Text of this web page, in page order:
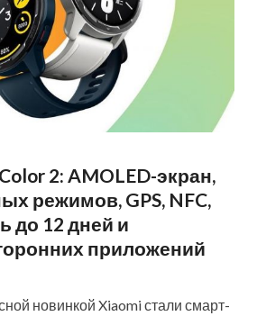
2: AMOLED-экран,
режимов, GPS, NFC,
до 12 дней и
приложений
новинкой Xiaomi стали смарт-